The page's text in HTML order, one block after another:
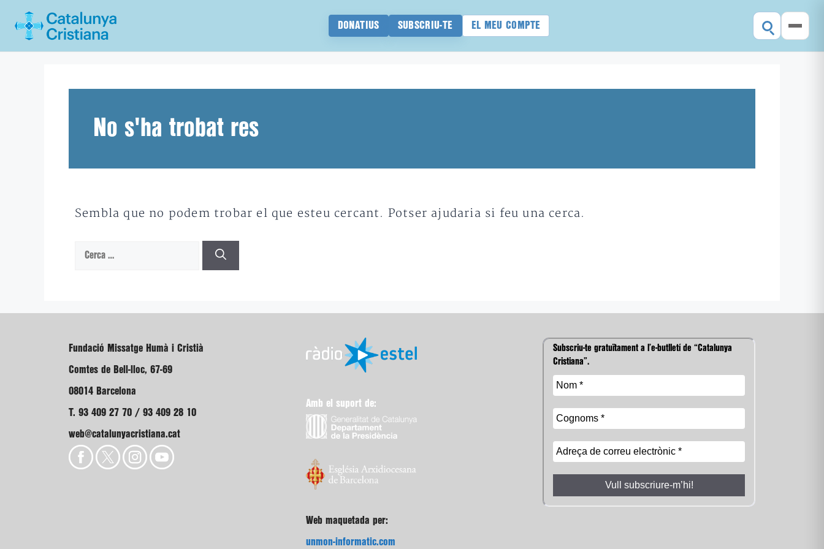
DONATIUS SUBSCRIU-TE EL MEU COMPTE
No s'ha trobat res
Sembla que no podem trobar el que esteu cercant. Potser ajudaria si feu una cerca.
Cerca:
Fundació Missatge Humà i Cristià
Comtes de Bell-lloc, 67-69
08014 Barcelona
T. 93 409 27 70 / 93 409 28 10
web@catalunyacristiana.cat
Amb el suport de:
Web maquetada per:
unmon-informatic.com
Subscriu-te gratuïtament a l’e-butlletí de “Catalunya
Cristiana”.